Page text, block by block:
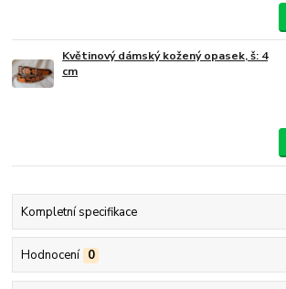
Květinový dámský kožený opasek, š: 4
cm
Kompletní specifikace
Hodnocení 0